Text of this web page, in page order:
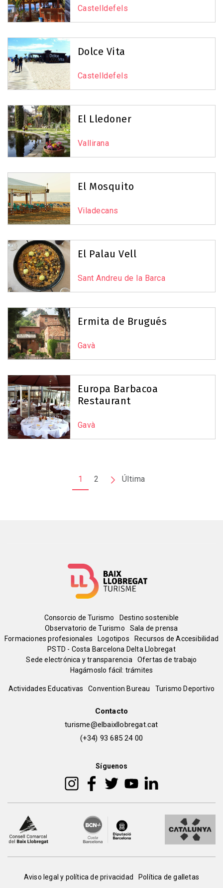
Castelldefels
Dolce Vita
Castelldefels
El Lledoner
Vallirana
El Mosquito
Viladecans
El Palau Vell
Sant Andreu de la Barca
Ermita de Brugués
Gavà
Europa Barbacoa
Restaurant
Gavà
1 2
Siguiente
Última
Menú
del
pie
Consorcio de Turismo
Destino sostenible
Observatorio de Turismo
Sala de prensa
Formaciones profesionales
Logotipos
Recursos de Accesibilidad
PSTD - Costa Barcelona Delta Llobregat
Sede electrónica y transparencia
Ofertas de trabajo
Hagámoslo fácil: trámites
Peu
Actividades Educativas Convention Bureau Turismo Deportivo
Contacto
turisme@elbaixllobregat.cat
(+34) 93 685 24 00
Síguenos
Peu
Aviso legal y política de privacidad Política de galletas